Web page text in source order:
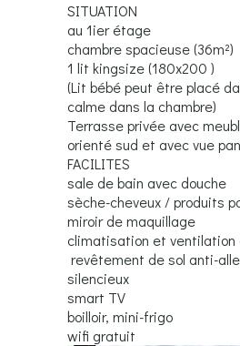
SITUATION
au 1ier étage
chambre spacieuse (36m²)
1 lit kingsize (180x200 )
(Lit bébé peut être placé
calme dans la chambre)
Terrasse privée avec
orienté sud et avec vue
FACILITES
sale de bain avec douche
sèche-cheveux / produits
miroir de maquillage
climatisation et
revêtement de sol anti-
silencieux
smart TV
boilloir, mini-frigo
wifi gratuit